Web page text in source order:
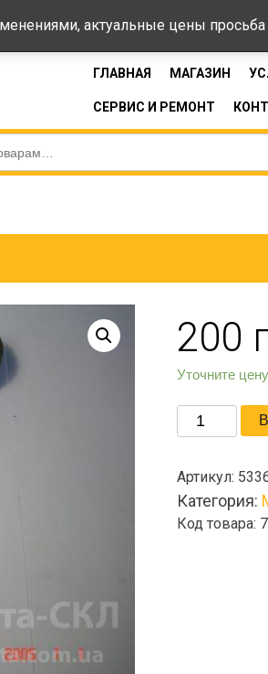
ГЛАВНАЯ МАГАЗИН
СЕРВИС И РЕМОНТ
200
Уточните
Количество
товара
нижний
правый
Артикул:
Категория:
Код товара:
актуальные цены